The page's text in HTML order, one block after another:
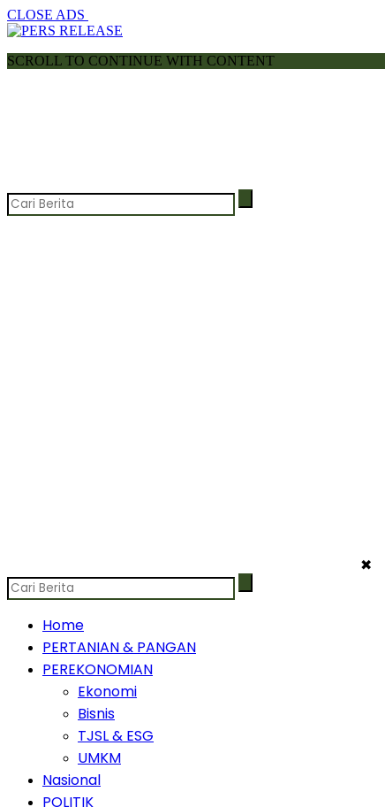
CLOSE ADS
SCROLL TO CONTINUE WITH CONTENT
✖
Home
PERTANIAN & PANGAN
PEREKONOMIAN
Ekonomi
Bisnis
TJSL & ESG
UMKM
Nasional
POLITIK